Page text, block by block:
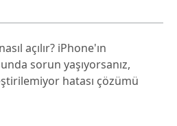
açılır? iPhone'ın
sorun yaşıyorsanız,
hatası çözümü